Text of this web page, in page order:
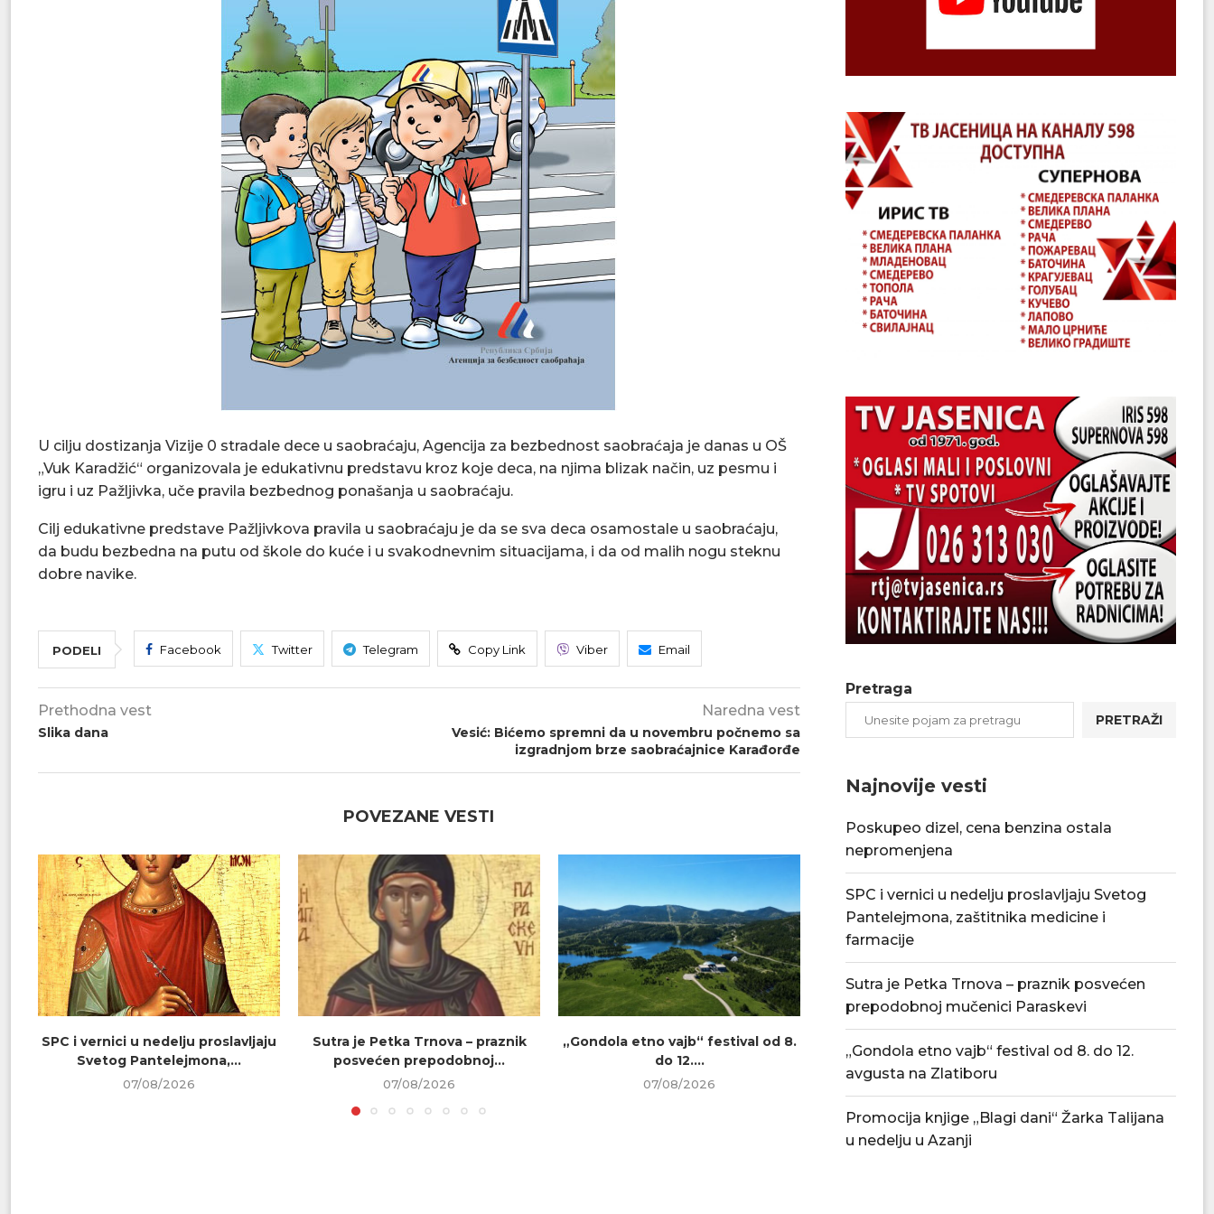
U cilju dostizanja Vizije 0 stradale dece u saobraćaju, Agencija za bezbednost saobraćaja je danas u OŠ
„Vuk Karadžić“ organizovala je edukativnu predstavu kroz koje deca, na njima blizak način, uz pesmu i
igru i uz Pažljivka, uče pravila bezbednog ponašanja u saobraćaju.
Cilj edukativne predstave Pažljivkova pravila u saobraćaju je da se sva deca osamostale u saobraćaju,
da budu bezbedna na putu od škole do kuće i u svakodnevnim situacijama, i da od malih nogu steknu
dobre navike.
PODELI Facebook Twitter Telegram Copy Link Viber Email
Prethodna vest
Slika dana
Naredna vest
Vesić: Bićemo spremni da u novembru počnemo sa
izgradnjom brze saobraćajnice Karađorđe
POVEZANE VESTI
SPC i vernici u nedelju proslavljaju
Svetog Pantelejmona,...
07/08/2026
Sutra je Petka Trnova – praznik
posvećen prepodobnoj...
07/08/2026
„Gondola etno vajb“ festival od 8.
do 12....
07/08/2026
Tradicionalna Azanjska pogačijada
8. avgusta
PU „Čika Jova
Pretraga
PRETRAŽI
Najnovije vesti
Poskupeo dizel, cena benzina ostala
nepromenjena
SPC i vernici u nedelju proslavljaju Svetog
Pantelejmona, zaštitnika medicine i
farmacije
Sutra je Petka Trnova – praznik posvećen
prepodobnoj mučenici Paraskevi
„Gondola etno vajb“ festival od 8. do 12.
avgusta na Zlatiboru
Promocija knjige „Blagi dani“ Žarka Talijana
u nedelju u Azanji